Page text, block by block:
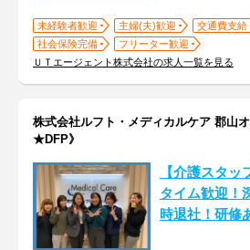
未経験者歓迎 主婦(夫)歓迎
交通費支給
社会保険完備
フリーター歓迎
ＵＴエージェント株式会社の求人一覧を見る
株式会社ルフト・メディカルケア 郡山
★DFP》
【介護スタ
タイム歓迎！
時退社！研修